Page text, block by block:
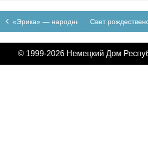
Навигация
по
записям
«Эрика» — народный коллектив
Свет
© 1999-2026 Немецкий Дом